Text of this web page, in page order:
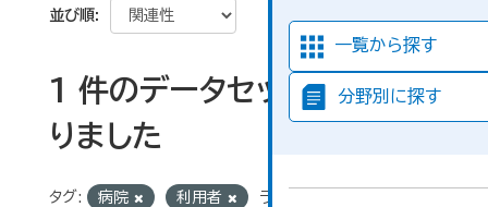
一覧から探す
分野別に探す
並び順
1 件のデータセットが見つか
りました
タグ: 病院 利用者 ライセンス: